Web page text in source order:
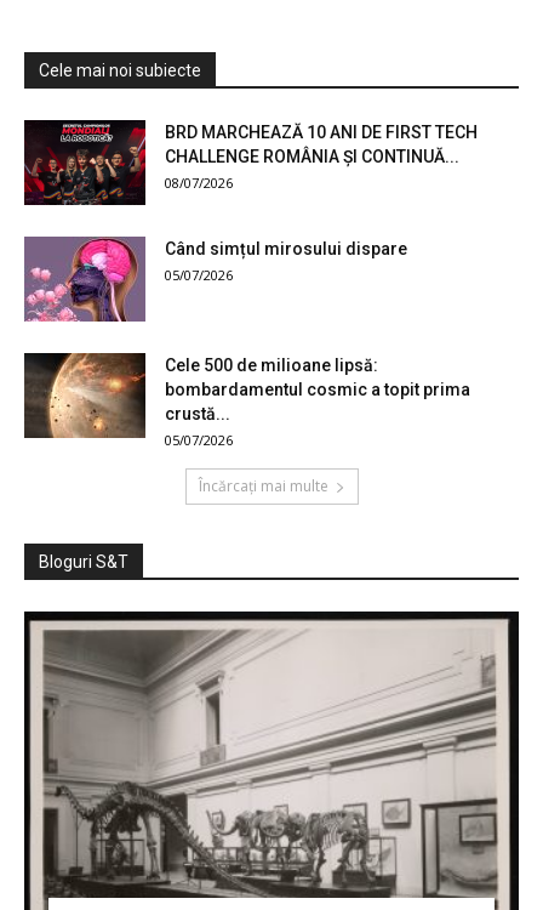
Cele mai noi subiecte
BRD MARCHEAZĂ 10 ANI DE FIRST TECH
CHALLENGE ROMÂNIA ȘI CONTINUĂ...
08/07/2026
Când simțul mirosului dispare
05/07/2026
Cele 500 de milioane lipsă:
bombardamentul cosmic a topit prima
crustă...
05/07/2026
Încărcați mai multe
Bloguri S&T